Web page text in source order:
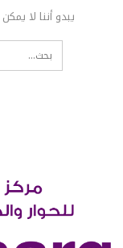
يبدو أننا لا